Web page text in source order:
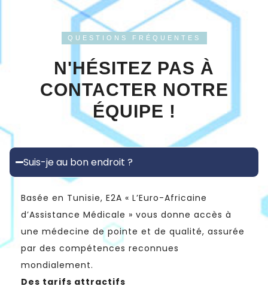
QUESTIONS FRÉQUENTES
N'HÉSITEZ PAS À
CONTACTER NOTRE
ÉQUIPE !
Suis-je au bon endroit ?
Basée en Tunisie, E2A « L’Euro-Africaine
d’Assistance Médicale » vous donne accès à
une médecine de pointe et de qualité, assurée
par des compétences reconnues
mondialement.
Des tarifs attractifs